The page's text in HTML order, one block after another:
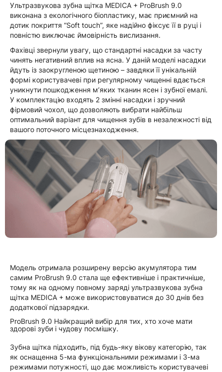
Ультразвукова зубна щітка MEDICA + ProBrush 9.0
виконана з екологічного біопластику, має приємний на
дотик покриття “Soft touch”, яке надійно фіксує її в руці і
повністю виключає ймовірність вислизання.
Фахівці звернули увагу, що стандартні насадки за часту
чинять негативний вплив на ясна. У даній моделі насадки
йдуть із заокругленою щетиною – завдяки її унікальній
формі користувачеві при регулярному чищенні вдається
уникнути пошкодження м’яких тканин ясен і зубної емалі.
У комплектацію входять 2 змінні насадки і зручний
фірмовий чохол, що дозволяють вибрати найбільш
оптимальний варіант для чищення зубів в незалежності від
вашого поточного місцезнаходження.
Модель отримала розширену версію акумулятора тим
самим ProBrush 9.0 стала ще ефективніше і практичніше,
тому як на одному повному заряді ультразвукова зубна
щітка MEDICA + може використовуватися до 30 днів без
додаткової підзарядки.
ProBrush 9.0 Найкращий вибір для тих, хто хоче мати
здорові зуби і чудову посмішку.
Зубна щітка підходить, під будь-яку вікову категорію, так
як оснащенна 5-ма функціональними режимами і 3-ма
режимами потужності, що дає можливість користувачеві